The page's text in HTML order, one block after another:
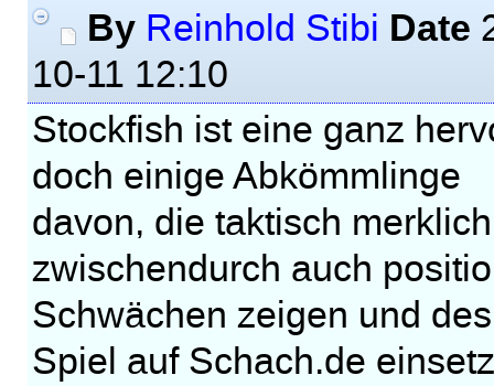
By Reinhold Stibi Date
10-11 12:10
Stockfish ist eine ganz
doch einige Abkömmlinge
davon, die taktisch
zwischendurch auch
Schwächen zeigen und
Spiel auf Schach.de